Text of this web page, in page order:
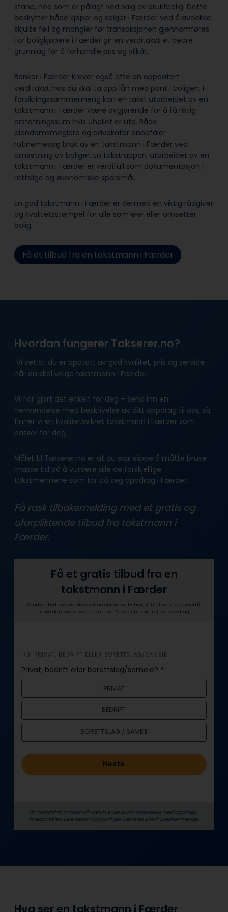
stand, noe som er pålagt ved salg av bruktbolig. Dette
beskytter både kjøper og selger i Færder ved å avdekke
skjulte feil og mangler før transaksjonen gjennomføres.
For boligkjøpere i Færder gir en verditakst et bedre
grunnlag for å forhandle pris og vilkår.
Banker i Færder krever også ofte en oppdatert
verditakst hvis du skal ta opp lån med pant i boligen. I
forsikringssammenheng kan en takst utarbeidet av en
takstmann i Færder være avgjørende for å få riktig
erstatningssum hvis uhellet er ute. Både
eiendomsmeglere og advokater anbefaler
rutinemessig bruk av en takstmann i Færder ved
omsetning av boliger. En takstrapport utarbeidet av en
takstmann i Færder er verdifull som dokumentasjon i
rettslige og økonomiske spørsmål.
En god takstmann i Færder er dermed en viktig rådgiver
og kvalitetsstempel for alle som eier eller omsetter
bolig.
Få et tilbud fra en takstmann i Færder
Hvordan fungerer Takserer.no?
Vi vet at du er opptatt av god kvalitet, pris og service
når du skal velge takstmann i Færder.
Vi har gjort det enkelt for deg – send inn en
henvendelse med beskrivelse av ditt oppdrag til oss, så
finner vi en kvalitetssikret takstmann i Færder som
passer for deg.
Målet til Takserer.no er at du skal slippe å måtte bruke
masse tid på å vurdere alle de forskjellige
takstmennene som tar på seg oppdrag i Færder.
Få rask tilbakemelding med et gratis og
uforpliktende tilbud fra takstmann i
Færder.
Få et gratis tilbud fra en
takstmann i Færder
Send en kort beskrivelse av dine ønsker og behov, så hjelper vi deg med å
finne den beste takstmannen i Færder til akkurat ditt oppdrag.
i
n
n
o
d
1/3: PRIVAT, BEDRIFT ELLER BORETTSLAG/SAMEIE
Privat, bedrift eller borettslag/sameie? *
PRIVAT
BEDRIFT
BORETTSLAG / SAMEIE
Neste
Din kontaktinformasjon blir utelukkende brukt i forbindelse med oppdrags­
forespørselen. Dine person­­opplysninger utleveres ikke til uvedkommende.